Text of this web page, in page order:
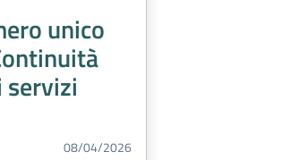
unico
servizi
08/04/2026